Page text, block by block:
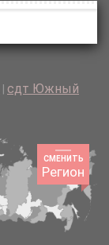
сдт Южный
СМЕНИТЬ
Регион